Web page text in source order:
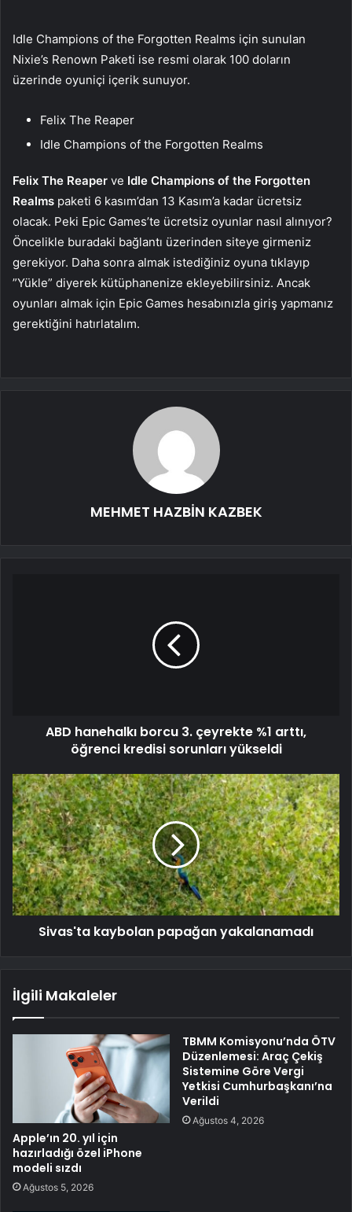
Idle Champions of the Forgotten Realms için sunulan
Nixie’s Renown Paketi ise resmi olarak 100 doların
üzerinde oyuniçi içerik sunuyor.
Felix The Reaper
Idle Champions of the Forgotten Realms
Felix The Reaper ve Idle Champions of the Forgotten
Realms paketi 6 kasım’dan 13 Kasım’a kadar ücretsiz
olacak. Peki Epic Games’te ücretsiz oyunlar nasıl alınıyor?
Öncelikle buradaki bağlantı üzerinden siteye girmeniz
gerekiyor. Daha sonra almak istediğiniz oyuna tıklayıp
”Yükle” diyerek kütüphanenize ekleyebilirsiniz. Ancak
oyunları almak için Epic Games hesabınızla giriş yapmanız
gerektiğini hatırlatalım.
MEHMET HAZBİN KAZBEK
ABD hanehalkı borcu 3. çeyrekte %1 arttı,
öğrenci kredisi sorunları yükseldi
Sivas'ta kaybolan papağan yakalanamadı
İlgili Makaleler
Apple’ın 20. yıl için
hazırladığı özel iPhone
modeli sızdı
Ağustos 5, 2026
TBMM Komisyonu’nda ÖTV
Düzenlemesi: Araç Çekiş
Sistemine Göre Vergi
Yetkisi Cumhurbaşkanı’na
Verildi
Ağustos 4, 2026